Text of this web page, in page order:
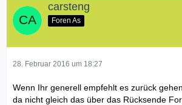
carsteng
Foren As
28. Februar 2016 um 18:27
Wenn Ihr generell empfehlt es zurück
da nicht gleich das über das Rücksende